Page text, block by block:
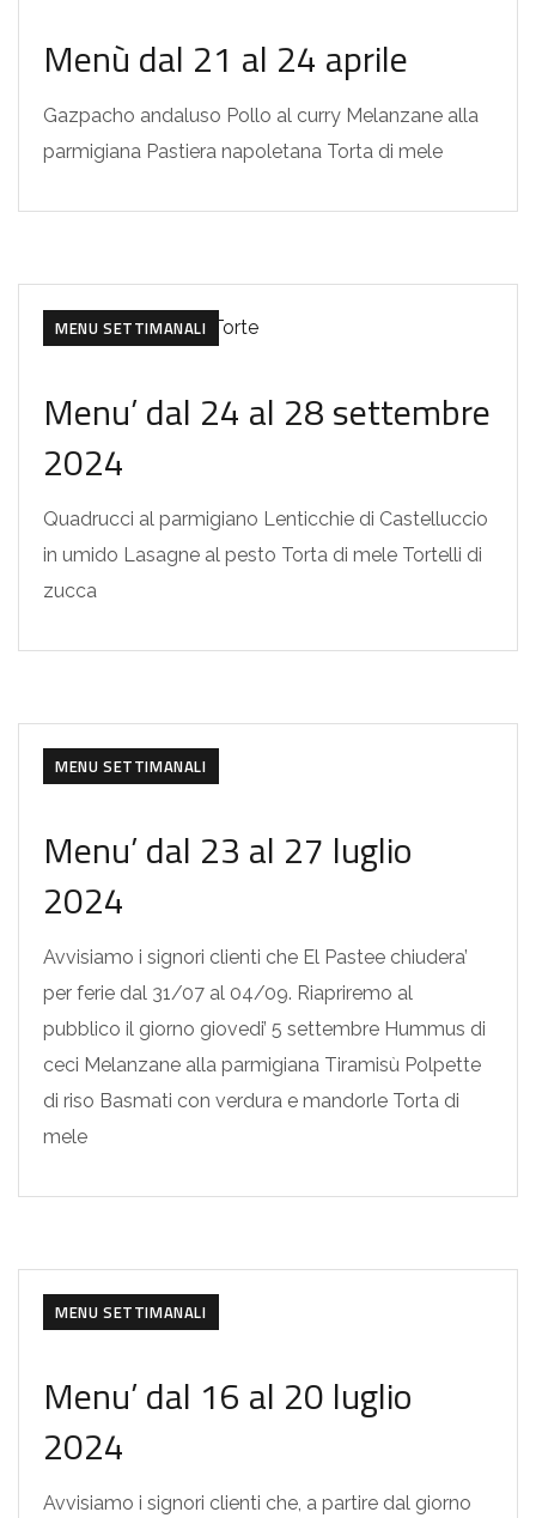
Menù dal 21 al 24 aprile
Gazpacho andaluso Pollo al curry Melanzane alla
parmigiana Pastiera napoletana Torta di mele
MENU SETTIMANALI
Menu’ dal 24 al 28 settembre
2024
Quadrucci al parmigiano Lenticchie di Castelluccio
in umido Lasagne al pesto Torta di mele Tortelli di
zucca
MENU SETTIMANALI
Menu’ dal 23 al 27 luglio
2024
Avvisiamo i signori clienti che El Pastee chiudera’
per ferie dal 31/07 al 04/09. Riapriremo al
pubblico il giorno giovedi’ 5 settembre Hummus di
ceci Melanzane alla parmigiana Tiramisù Polpette
di riso Basmati con verdura e mandorle Torta di
mele
MENU SETTIMANALI
Menu’ dal 16 al 20 luglio
2024
Avvisiamo i signori clienti che, a partire dal giorno